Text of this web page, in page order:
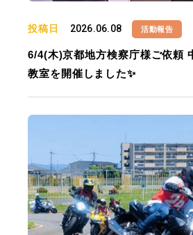
投稿日 2026.06.08 活動報告
6/4(木)京都地方検察庁様ご依頼
教室を開催しました✨